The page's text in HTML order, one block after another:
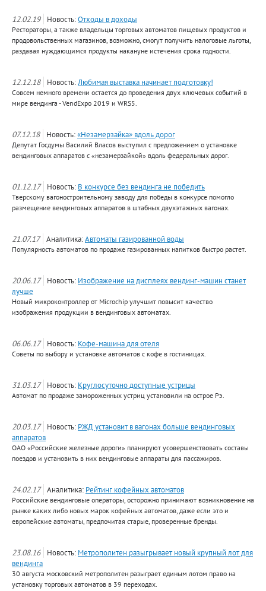
12.02.19 Новость:Отходы в доходы
Рестораторы, а также владельцы торговых автоматов пищевых продуктов и
продовольственных магазинов, возможно, смогут получить налоговые льготы,
раздавая нуждающимся продукты накануне истечения срока годности.
12.12.18 Новость:Любимая выставка начинает подготовку!
Совсем немного времени остается до проведения двух ключевых событий в
мире вендинга - VendExpo 2019 и WRS5.
07.12.18 Новость:«Незамерзайка» вдоль дорог
Депутат Госдумы Василий Власов выступил с предложением о установке
вендинговых аппаратов с «незамерзайкой» вдоль федеральных дорог.
01.12.17 Новость: В конкурсе без вендинга не победить
Тверскому вагоностроительному заводу для победы в конкурсе помогло
размещение вендинговых аппаратов в штабных двухэтажных вагонах.
21.07.17 Аналитика:Автоматы газированной воды
Популярность автоматов по продаже газированных напитков быстро растет.
20.06.17 Новость: Изображение на дисплеях вендинг-машин станет
лучше
Новый микроконтроллер от Microchip улучшит повысит качество
изображения продукции в вендинговых автоматах.
06.06.17 Новость: Кофе-машина для отеля
Советы по выбору и установке автоматов с кофе в гостиницах.
31.03.17 Новость: Круглосуточно доступные устрицы
Автомат по продаже замороженных устриц установили на острое Рэ.
20.03.17 Новость: РЖД установит в вагонах больше вендинговых
аппаратов
ОАО «Российские железные дороги» планируют усовершенствовать составы
поездов и установить в них вендинговые аппараты для пассажиров.
24.02.17 Аналитика: Рейтинг кофейных автоматов
Российские вендинговые операторы, осторожно принимают возникновение на
рынке каких либо новых марок кофейных автоматов, даже если это и
европейские автоматы, предпочитая старые, проверенные бренды.
23.08.16 Новость: Метрополитен разыгрывает новый крупный лот для
вендинга
30 августа московский метрополитен разыграет единым лотом право на
установку торговых автоматов в 39 переходах.